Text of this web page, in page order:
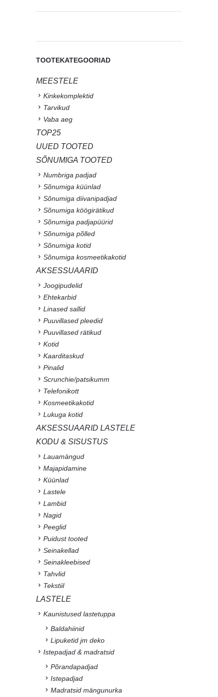
TOOTEKATEGOORIAD
MEESTELE
Kinkekomplektid
Tarvikud
Vaba aeg
TOP25
UUED TOOTED
SÕNUMIGA TOOTED
Numbriga padjad
Sõnumiga küünlad
Sõnumiga diivanipadjad
Sõnumiga köögirätikud
Sõnumiga padjapüürid
Sõnumiga põlled
Sõnumiga kotid
Sõnumiga kosmeetikakotid
AKSESSUAARID
Joogipudelid
Ehtekarbid
Linased sallid
Puuvillased pleedid
Puuvillased rätikud
Kotid
Kaarditaskud
Pinalid
Scrunchie/patsikumm
Telefonikott
Kosmeetikakotid
Lukuga kotid
AKSESSUAARID LASTELE
KODU & SISUSTUS
Lauamängud
Majapidamine
Küünlad
Lastele
Lambid
Nagid
Peeglid
Puidust tooted
Seinakellad
Seinakleebised
Tahvlid
Tekstiil
LASTELE
Kaunistused lastetuppa
Baldahiinid
Lipuketid jm deko
Istepadjad & madratsid
Põrandapadjad
Istepadjad
Madratsid mängunurka